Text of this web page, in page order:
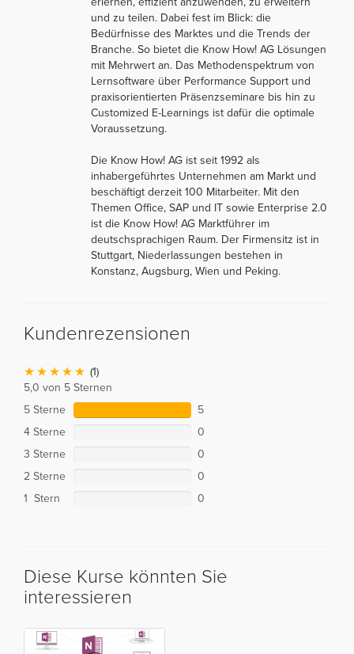
und zu teilen. Dabei fest im Blick: die
Bedürfnisse des Marktes und die Trends der
Branche. So bietet die Know How! AG Lösungen
mit Mehrwert an. Das Methodenspektrum von
Lernsoftware über Performance Support und
praxisorientierten Präsenzseminare bis hin zu
Customized E-Learnings ist dafür die optimale
Voraussetzung.
Die Know How! AG ist seit 1992 als
inhabergeführtes Unternehmen am Markt und
beschäftigt derzeit 100 Mitarbeiter. Mit den
Themen Office, SAP und IT sowie Enterprise 2.0
ist die Know How! AG Marktführer im
deutschsprachigen Raum. Der Firmensitz ist in
Stuttgart, Niederlassungen bestehen in
Konstanz, Augsburg, Wien und Peking.
Kundenrezensionen
(1)
5,0 von 5 Sternen
5 Sterne
5
4 Sterne
0
3 Sterne
0
2 Sterne
0
1 Stern
0
Diese Kurse könnten Sie
interessieren